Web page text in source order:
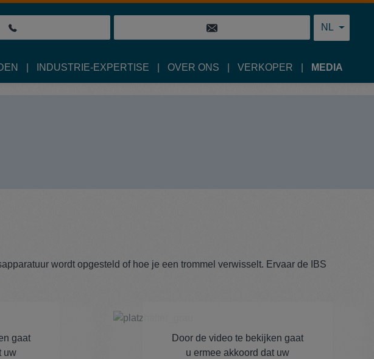
NL
INDUSTRIE-EXPERTISE OVER ONS VERKOPER MEDIA
wordt opgesteld of hoe je een trommel verwisselt. Ervaar de IBS
gaat
uw
Door de video te bekijken gaat
u ermee akkoord dat uw